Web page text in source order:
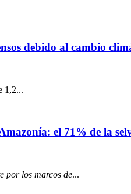
debido al cambio
1,2...
el 71% de la
por los marcos de...